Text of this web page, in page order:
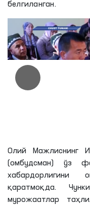
белгиланган.
Олий Мажлиснинг
(омбудсман) ўз
хабардорлигини
қаратмоқда.
мурожаатлар